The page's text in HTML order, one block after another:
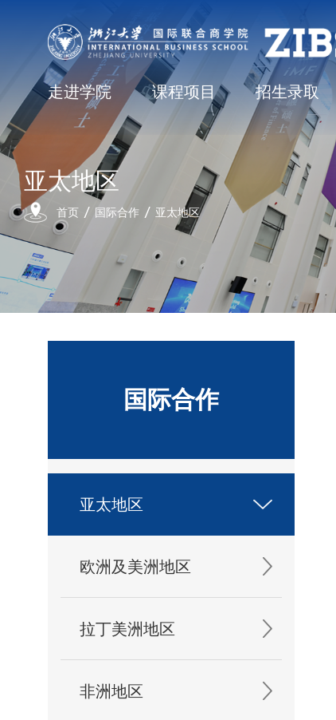
走进学院 课程项目 招生录取
亚太地区
首页 国际合作 亚太地区
国际合作
亚太地区
欧洲及美洲地区
拉丁美洲地区
非洲地区